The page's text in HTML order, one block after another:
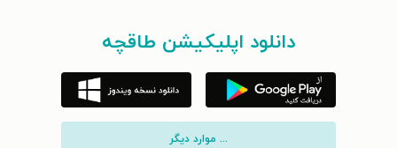
دانلود اپلیکیشن طاقچه
... موارد دیگر